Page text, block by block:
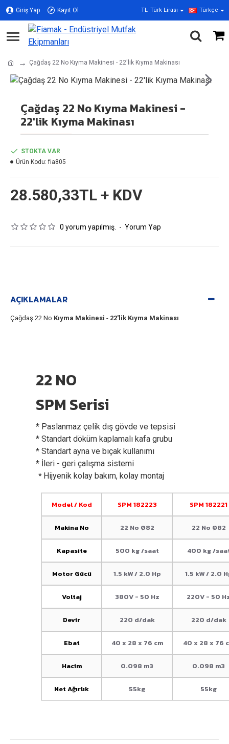
Giriş Yap Kayıt Ol TL Türk Lirası Türkçe
Çağdaş 22 No Kıyma Makinesi - 22'lik Kıyma Makinası
Çağdaş 22 No Kıyma Makinesi -
22'lik Kıyma Makinası
0 yorum yapılmış. - Yorum Yap
28.580,33TL + KDV
STOKTA VAR
Ürün Kodu: fia805
AÇIKLAMALAR
Çağdaş 22 No Kıyma Makinesi - 22'lik Kıyma Makinası
22 NO
SPM Serisi
* Paslanmaz çelik dış gövde ve tepsisi
* Standart döküm kaplamalı kafa grubu
* Standart ayna ve bıçak kullanımı
* İleri - geri çalışma sistemi
* Hijyenik kolay bakım, kolay montaj
Model / Kod SPM 182223 SPM 182221
Makina No 22 No Ø82 22 No Ø82
Kapasite 500 kg /saat 400 kg /
Motor Gücü 1.5 kW / 2.0 Hp 1.5 kW / 2.0
Voltaj 380V - 50 Hz 220V - 50
Devir 220 d/dak 220 d/dak
Ebat 40 x 28 x 76 cm 40 x 28 x 76
Hacim 0.098 m3 0.098 m3
Net Ağırlık 55kg 55kg